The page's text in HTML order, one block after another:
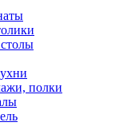
полки